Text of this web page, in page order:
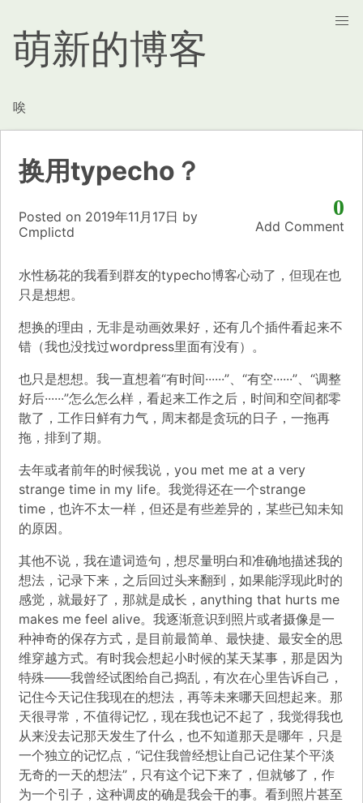
萌新的博客
唉
换用typecho？
0
Add Comment
Posted on 2019年11月17日 by
Cmplictd
水性杨花的我看到群友的typecho博客心动了，但现在也
只是想想。
想换的理由，无非是动画效果好，还有几个插件看起来不
错（我也没找过wordpress里面有没有）。
也只是想想。我一直想着“有时间······”、“有空······”、“调整
好后······”怎么怎么样，看起来工作之后，时间和空间都零
散了，工作日鲜有力气，周末都是贪玩的日子，一拖再
拖，排到了期。
去年或者前年的时候我说，you met me at a very
strange time in my life。我觉得还在一个strange
time，也许不太一样，但还是有些差异的，某些已知未知
的原因。
其他不说，我在遣词造句，想尽量明白和准确地描述我的
想法，记录下来，之后回过头来翻到，如果能浮现此时的
感觉，就最好了，那就是成长，anything that hurts me
makes me feel alive。我逐渐意识到照片或者摄像是一
种神奇的保存方式，是目前最简单、最快捷、最安全的思
维穿越方式。有时我会想起小时候的某天某事，那是因为
特殊——我曾经试图给自己捣乱，有次在心里告诉自己，
记住今天记住我现在的想法，再等未来哪天回想起来。那
天很寻常，不值得记忆，现在我也记不起了，我觉得我也
从来没去记那天发生了什么，也不知道那天是哪年，只是
一个独立的记忆点，“记住我曾经想让自己记住某个平淡
无奇的一天的想法”，只有这个记下来了，但就够了，作
为一个引子，这种调皮的确是我会干的事。看到照片甚至